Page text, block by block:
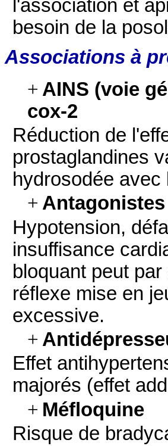
l'association et
besoin de la
Associations à
+ AINS (voie
cox-2
Réduction de
prostaglandines
hydrosodée
+
Hypotension,
insuffisance
bloquant peut
réflexe mise en
excessive.
+
Effet
majorés (effet
+ Méfloquine
Risque de